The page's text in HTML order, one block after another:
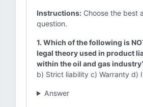
Instructions: Choose the best
question.
1. Which of the following is
legal theory used in product
within the oil and gas
b) Strict liability c) Warranty d)
Answer